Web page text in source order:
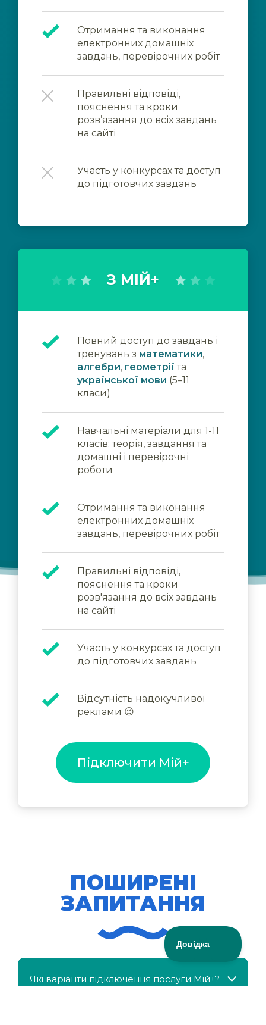
Отримання та виконання
електронних домашніх
завдань, перевірочних робіт
Правильні відповіді,
пояснення та кроки
розв’язання до всіх завдань
на сайті
Участь у конкурсах та доступ
до підготовчих завдань
З МІЙ+
Повний доступ до завдань і
тренувань з математики,
алгебри, геометрії та
української мови (5–11
класи)
Навчальні матеріали для 1-11
класів: теорія, завдання та
домашні і перевірочні
роботи
Отримання та виконання
електронних домашніх
завдань, перевірочних робіт
Правильні відповіді,
пояснення та кроки
розв'язання до всіх завдань
на сайті
Участь у конкурсах та доступ
до підготовчих завдань
Відсутність надокучливої
реклами 😉
Підключити Мій+
ПОШИРЕНІ
ЗАПИТАННЯ
Які варіанти підключення послуги Мій+?